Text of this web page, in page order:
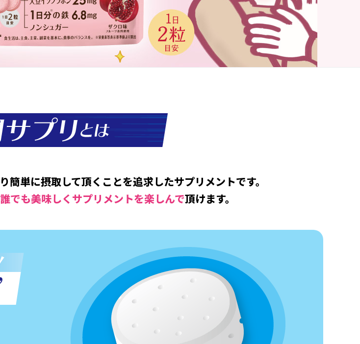
単に摂取して頂くことを追求したサプリメントです。
でも美味しくサプリメントを楽しんで頂けます。